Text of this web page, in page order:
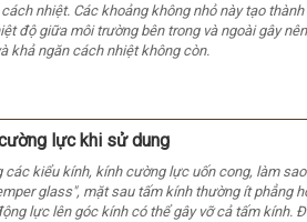
nhiệt. Các khoảng không nhỏ này tạo
độ giữa môi trường bên trong và ngoài gây
khả ngăn cách nhiệt không còn.
lực khi sử dung
các kiểu kính, kính cường lực uốn cong, làm
glass", mặt sau tấm kính thường ít phẳng
lực lên góc kính có thể gây vỡ cả tấm kính.